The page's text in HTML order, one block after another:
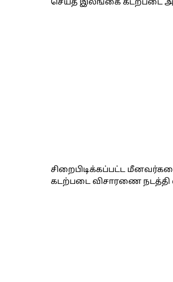
செய்த இலங்கை கடற்படை
சிறைபிடிக்கப்பட்ட
கடற்படை விசாரணை நடத்தி